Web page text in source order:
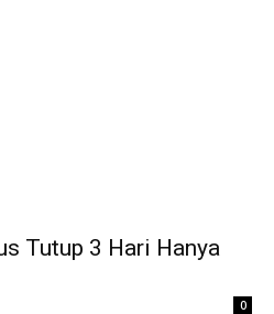
Tutup 3 Hari Hanya
0